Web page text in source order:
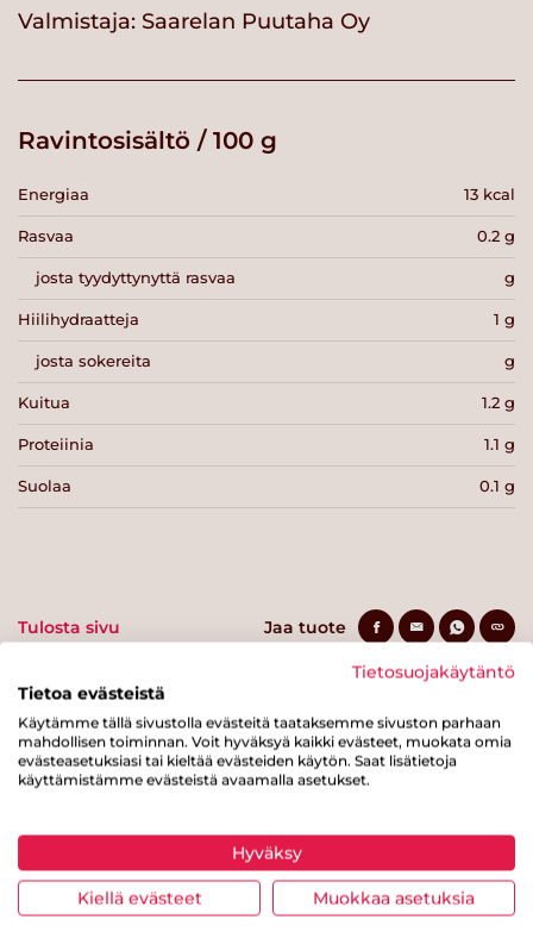
Valmistaja: Saarelan Puutaha Oy
Ravintosisältö / 100 g
Energiaa 13 kcal
Rasvaa 0.2 g
josta tyydyttynyttä rasvaa g
Hiilihydraatteja 1 g
josta sokereita g
Kuitua 1.2 g
Proteiinia 1.1 g
Suolaa 0.1 g
Tulosta sivu Jaa tuote
Tästä merkistä tunnistat
Sydänmerkki-tuotteen
Takaisin ylös
Tietosuojakäytäntö
Tietoa evästeistä
Käytämme tällä sivustolla evästeitä taataksemme sivuston parhaan
mahdollisen toiminnan. Voit hyväksyä kaikki evästeet, muokata omia
evästeasetuksiasi tai kieltää evästeiden käytön. Saat lisätietoja
käyttämistämme evästeistä avaamalla asetukset.
Hyväksy
Kiellä evästeet Muokkaa asetuksia